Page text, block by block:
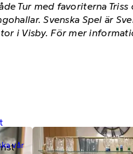
vår
Tur med favoriterna Triss
Svenska Spel är
i Visby. För mer